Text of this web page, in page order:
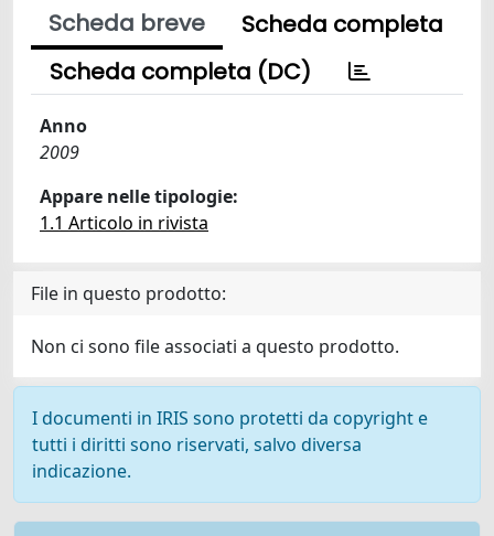
Scheda breve
Scheda completa
Scheda completa (DC)
Anno
2009
Appare nelle tipologie:
1.1 Articolo in rivista
File in questo prodotto:
Non ci sono file associati a questo prodotto.
I documenti in IRIS sono protetti da copyright e
tutti i diritti sono riservati, salvo diversa
indicazione.